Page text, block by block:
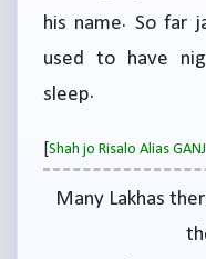
his name. So far
used to have
sleep.
[Shah jo Risalo Alias
Many Lakhas